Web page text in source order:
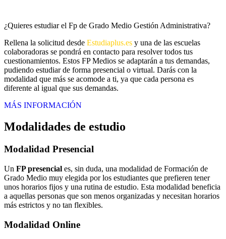
¿Quieres estudiar el Fp de Grado Medio Gestión Administrativa?
Rellena la solicitud desde Estudiaplus.es y una de las escuelas
colaboradoras se pondrá en contacto para resolver todos tus
cuestionamientos. Estos FP Medios se adaptarán a tus demandas,
pudiendo estudiar de forma presencial o virtual. Darás con la
modalidad que más se acomode a ti, ya que cada persona es
diferente al igual que sus demandas.
MÁS INFORMACIÓN
Modalidades de estudio
Modalidad Presencial
Un FP presencial es, sin duda, una modalidad de Formación de
Grado Medio muy elegida por los estudiantes que prefieren tener
unos horarios fijos y una rutina de estudio. Esta modalidad beneficia
a aquellas personas que son menos organizadas y necesitan horarios
más estrictos y no tan flexibles.
Modalidad Online